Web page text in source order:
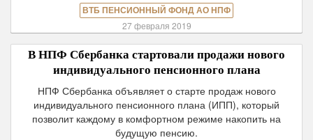
ВТБ ПЕНСИОННЫЙ ФОНД АО НПФ
27 февраля 2019
В НПФ Сбербанка стартовали продажи нового
индивидуального пенсионного плана
НПФ Сбербанка объявляет о старте продаж нового
индивидуального пенсионного плана (ИПП), который
позволит каждому в комфортном режиме накопить на
будущую пенсию.